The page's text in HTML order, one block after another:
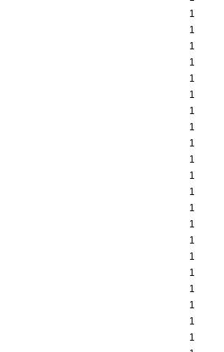
1
1
1
1
1
1
1
1
1
1
1
1
1
1
1
1
1
1
1
1
1